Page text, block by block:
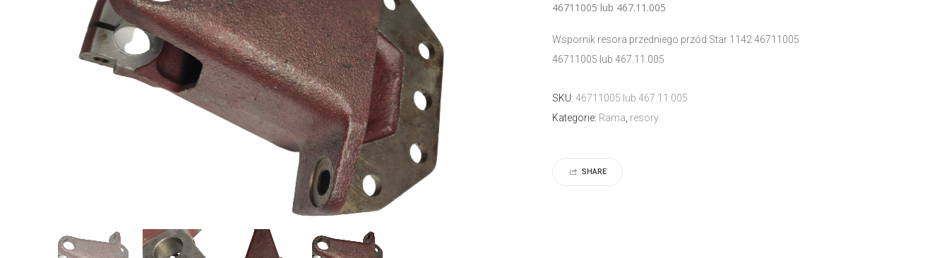
46711005 lub 467.11.005
Wspornik resora przedniego przód Star 1142 46711005
46711005 lub 467.11.005
SKU: 46711005 lub 467.11.005
Kategorie: Rama resory
SHARE